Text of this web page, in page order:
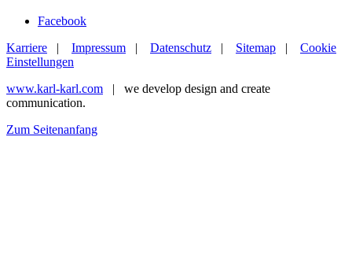
Facebook
Karriere | Impressum | Datenschutz | Sitemap | Cookie
Einstellungen
www.karl-karl.com | we develop design and create
communication.
Zum Seitenanfang